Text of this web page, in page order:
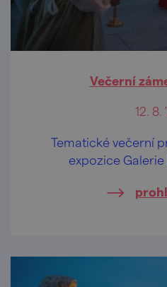
Večerní
12. 8.
Tematické večerní
expozice